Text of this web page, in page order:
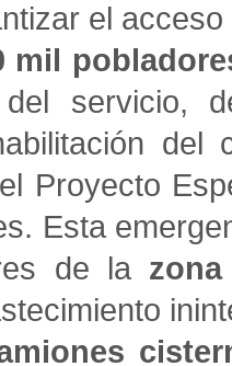
el
mil
servicio,
del
Proyecto
Esta
de la